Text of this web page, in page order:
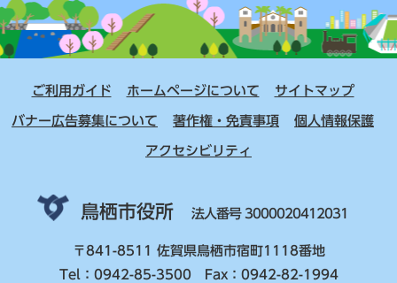
ご利用ガイド ホームページについて サイトマップ
バナー広告募集について 著作権・免責事項 個人情報保護
アクセシビリティ
鳥栖市役所 法人番号 3000020412031
〒841-8511 佐賀県鳥栖市宿町1118番地
Tel：0942-85-3500 Fax：0942-82-1994